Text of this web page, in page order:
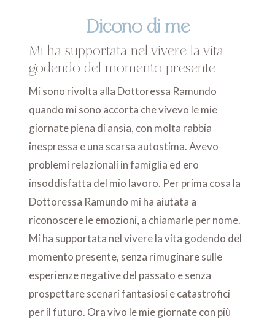
Dicono di me
Mi ha supportata nel vivere la vita
godendo del momento presente
Mi sono rivolta alla Dottoressa Ramundo
quando mi sono accorta che vivevo le mie
giornate piena di ansia, con molta rabbia
inespressa e una scarsa autostima. Avevo
problemi relazionali in famiglia ed ero
insoddisfatta del mio lavoro. Per prima cosa la
Dottoressa Ramundo mi ha aiutata a
riconoscere le emozioni, a chiamarle per nome.
Mi ha supportata nel vivere la vita godendo del
momento presente, senza rimuginare sulle
esperienze negative del passato e senza
prospettare scenari fantasiosi e catastrofici
per il futuro. Ora vivo le mie giornate con più